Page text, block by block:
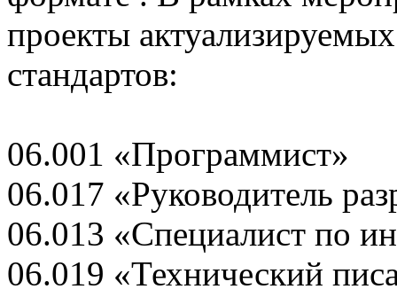
проекты
стандартов:
06.001 «Программист»
06.017 «Руководитель
06.013 «Специалист по
06.019 «Технический